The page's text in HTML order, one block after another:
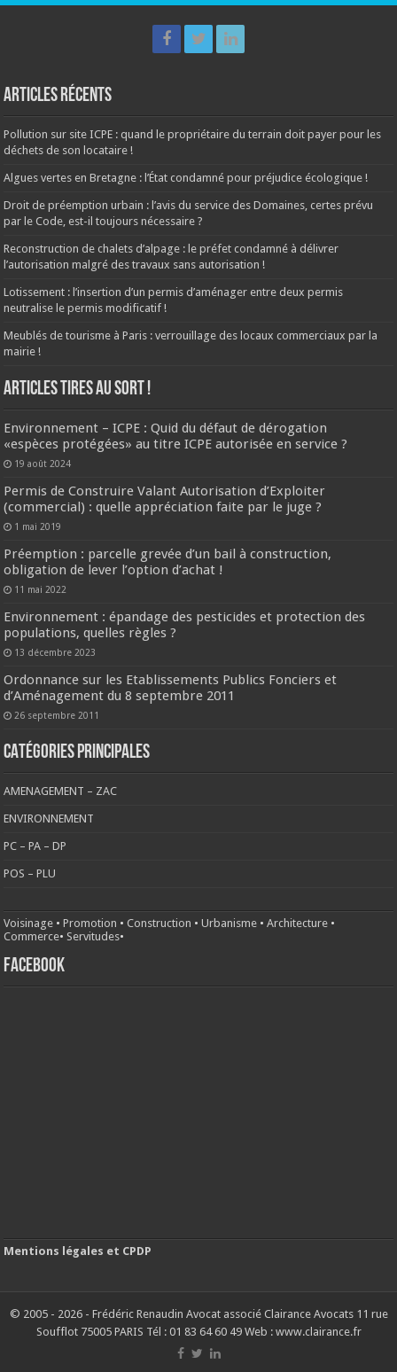
Articles récents
Pollution sur site ICPE : quand le propriétaire du terrain doit payer pour les
déchets de son locataire !
Algues vertes en Bretagne : l’État condamné pour préjudice écologique !
Droit de préemption urbain : l’avis du service des Domaines, certes prévu
par le Code, est-il toujours nécessaire ?
Reconstruction de chalets d’alpage : le préfet condamné à délivrer
l’autorisation malgré des travaux sans autorisation !
Lotissement : l’insertion d’un permis d’aménager entre deux permis
neutralise le permis modificatif !
Meublés de tourisme à Paris : verrouillage des locaux commerciaux par la
mairie !
ARTICLES TIRES AU SORT !
Environnement – ICPE : Quid du défaut de dérogation
«espèces protégées» au titre ICPE autorisée en service ?
19 août 2024
Permis de Construire Valant Autorisation d’Exploiter
(commercial) : quelle appréciation faite par le juge ?
1 mai 2019
Préemption : parcelle grevée d’un bail à construction,
obligation de lever l’option d’achat !
11 mai 2022
Environnement : épandage des pesticides et protection des
populations, quelles règles ?
13 décembre 2023
Ordonnance sur les Etablissements Publics Fonciers et
d’Aménagement du 8 septembre 2011
26 septembre 2011
CATÉGORIES PRINCIPALES
AMENAGEMENT – ZAC
ENVIRONNEMENT
PC – PA – DP
POS – PLU
Voisinage •Promotion •Construction •Urbanisme •Architecture •
Commerce• Servitudes•
FACEBOOK
Mentions légales et CPDP
© 2005 - 2026 - Frédéric Renaudin Avocat associé Clairance Avocats 11 rue
Soufflot 75005 PARIS Tél : 01 83 64 60 49 Web : www.clairance.fr